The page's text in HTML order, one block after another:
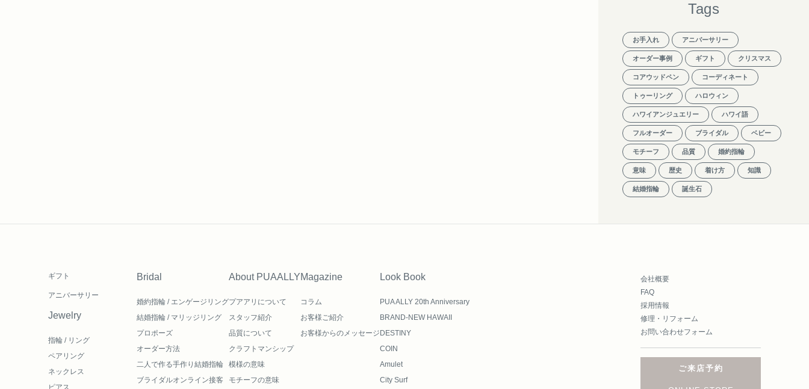
Tags
お手入れ アニバーサリー
オーダー事例 ギフト クリスマス
コアウッドペン コーディネート
トゥーリング ハロウィン
ハワイアンジュエリー ハワイ語
フルオーダー ブライダル ベビー
モチーフ 品質 婚約指輪
意味 歴史 着け方 知識
結婚指輪 誕生石
ギフト
アニバーサリー
Jewelry
指輪 / リング
ペアリング
ネックレス
ピアス
Bridal
婚約指輪 / エンゲージリング
結婚指輪 / マリッジリング
プロポーズ
オーダー方法
二人で作る手作り結婚指輪
ブライダルオンライン接客
About PUAALLY
プアアリについて
スタッフ紹介
品質について
クラフトマンシップ
模様の意味
モチーフの意味
Magazine
コラム
お客様ご紹介
お客様からのメッセージ
Look Book
PUA ALLY 20th Anniversary
BRAND-NEW HAWAII
DESTINY
COIN
Amulet
City Surf
会社概要
FAQ
採用情報
修理・リフォーム
お問い合わせフォーム
ご来店予約